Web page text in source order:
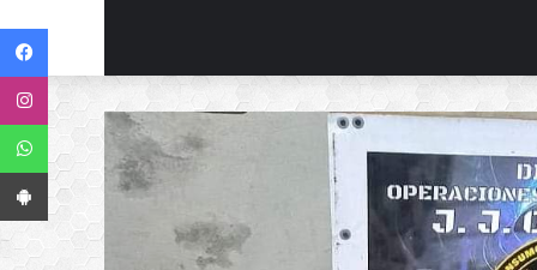
Instagram
WhatsApp
App Android